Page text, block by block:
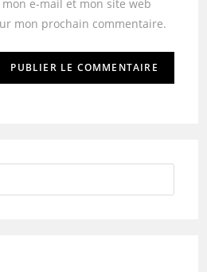
e-mail et mon site web
mon prochain commentaire.